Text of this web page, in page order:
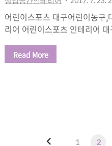
어린이스포츠 대구어린이농구
리어 어린이스포츠 인테리어
설 가성비가 좋은 가문비와 인
테리어,대구어린이스포츠인테
Read More
1 2